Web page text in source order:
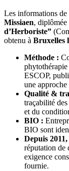
Les informations de
Missiaen, diplômée
d’Herboriste”
obtenu à Bruxelles
Méthode :
ESCOP,
une approche
Qualité &
traçabilité
et du
BIO :
BIO sont
Depuis 2011,
réputation de
exigence
fournie.